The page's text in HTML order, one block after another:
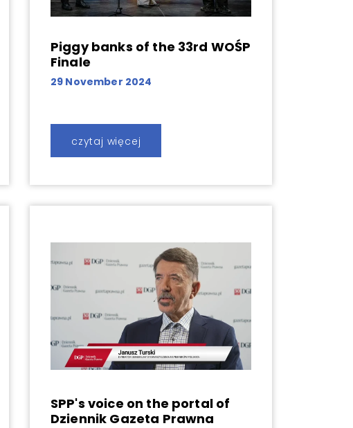
Piggy banks of the 33rd WOŚP
Finale
29 November 2024
czytaj więcej
SPP's voice on the portal of
Dziennik Gazeta Prawna